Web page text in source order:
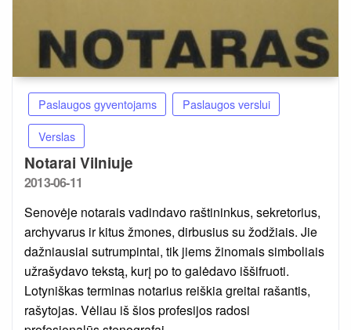
Paslaugos gyventojams
Paslaugos verslui
Verslas
Notarai Vilniuje
Posted
2013-06-11
Senovėje notarais vadindavo raštininkus, sekretorius,
archyvarus ir kitus žmones, dirbusius su žodžiais. Jie
dažniausiai sutrumpintai, tik jiems žinomais simboliais
užrašydavo tekstą, kurį po to galėdavo iššifruoti.
Lotyniškas terminas notarius reiškia greitai rašantis,
rašytojas. Vėliau iš šios profesijos radosi